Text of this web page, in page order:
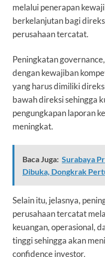
melalui penerapan
berkelanjutan bagi
perusahaan tercatat.
Peningkatan
dengan kewajiban
yang harus dimiliki
bawah direksi sehingga
pengungkapan laporan
meningkat.
Baca Juga: Surabaya
Dibuka, Dongkrak
Selain itu, jelasnya,
perusahaan tercatat
keuangan, operasional,
tinggi sehingga akan
confidence investor.